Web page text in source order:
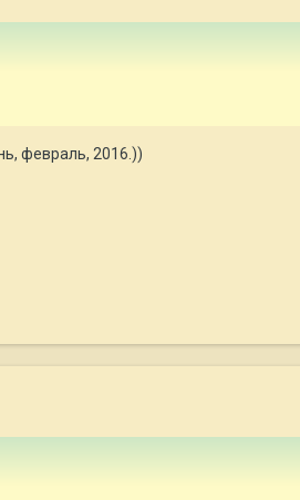
февраль, 2016.))